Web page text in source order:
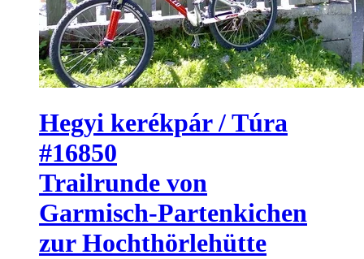
Hegyi kerékpár / Túra
#16850
Trailrunde von
Garmisch-Partenkichen
zur Hochthörlehütte